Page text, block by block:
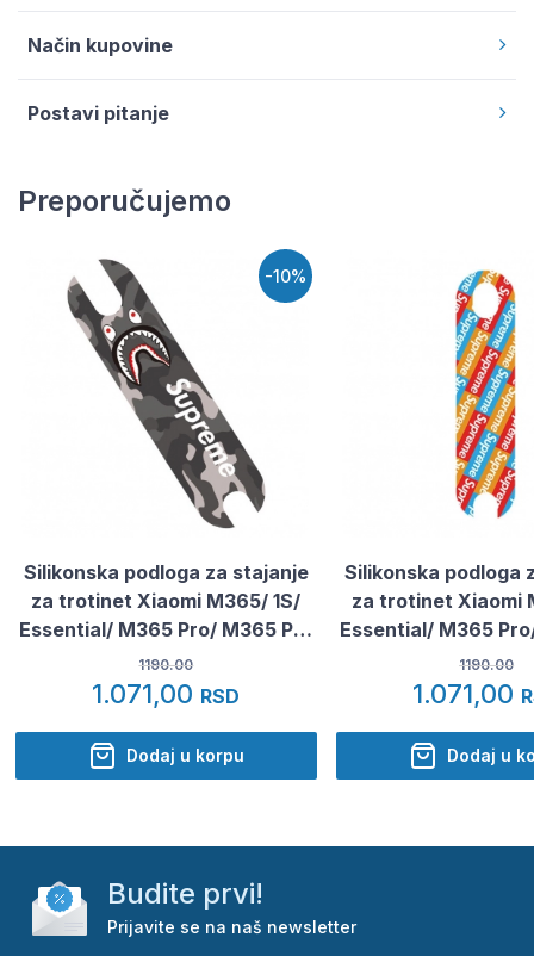
Način kupovine
Postavi pitanje
Preporučujemo
-10%
Silikonska podloga za stajanje
za trotinet Xiaomi M365/ 1S/
Essential/ M365 Pro/ M365 Pro
2 Tip10
1190.00
1.071,00 RSD
Dodaj u korpu
Silikonska podloga
za trotinet Xiaomi
Essential/ M365
2 SUP
1190.00
1.071,00
Dodaj u
Budite prvi!
Prijavite se na naš newsletter